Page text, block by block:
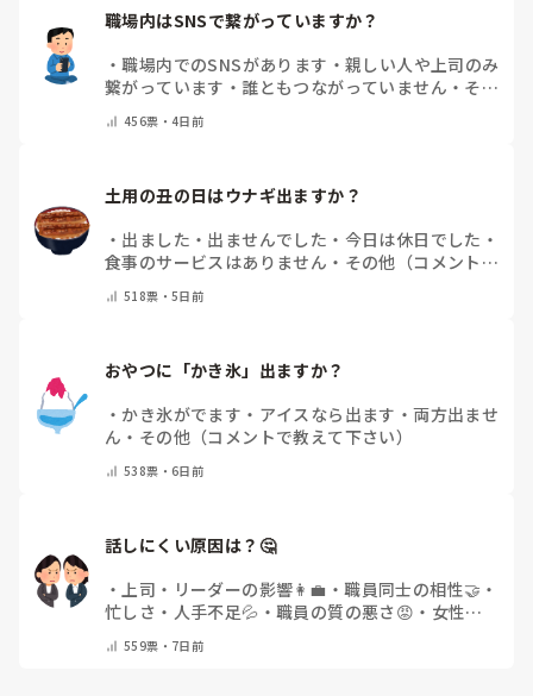
職場内はSNSで繋がっていますか？
・職場内でのSNSがあります ・ 親しい人や上司のみ
繋がっています ・ 誰ともつながっていません ・ その
456票・4日前
土用の丑の日はウナギ出ますか？
・ 出ました ・ 出ませんでした ・ 今日は休日でした ・
食事のサービスはありません ・ その他（コメントで
518票・5日前
おやつに「かき氷」出ますか？
・ かき氷がでます ・ アイスなら出ます ・両方出ませ
ん ・ その他（コメントで教えて下さい）
538票・ 6日前
話しにくい原因は？🤔
・ 上司・リーダーの影響👩‍💼 ・職員同士の相性🤝 ・
忙しさ・人手不足💦 ・ 職員の質の悪さ😡 ・ 女性職
💭 ・その他(コメントで教えてください)
559票・ 7日前